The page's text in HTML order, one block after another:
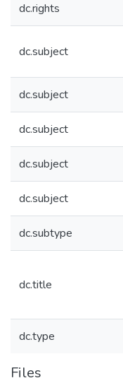
dc.rights
dc.subject
dc.subject
dc.subject
dc.subject
dc.subject
dc.subtype
dc.title
dc.type
Files